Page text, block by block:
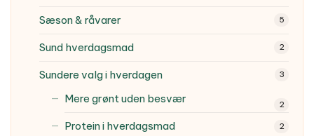
Sæson & råvarer 5
Sund hverdagsmad 2
Sundere valg i hverdagen 3
Mere grønt uden besvær 2
Protein i hverdagsmad 2